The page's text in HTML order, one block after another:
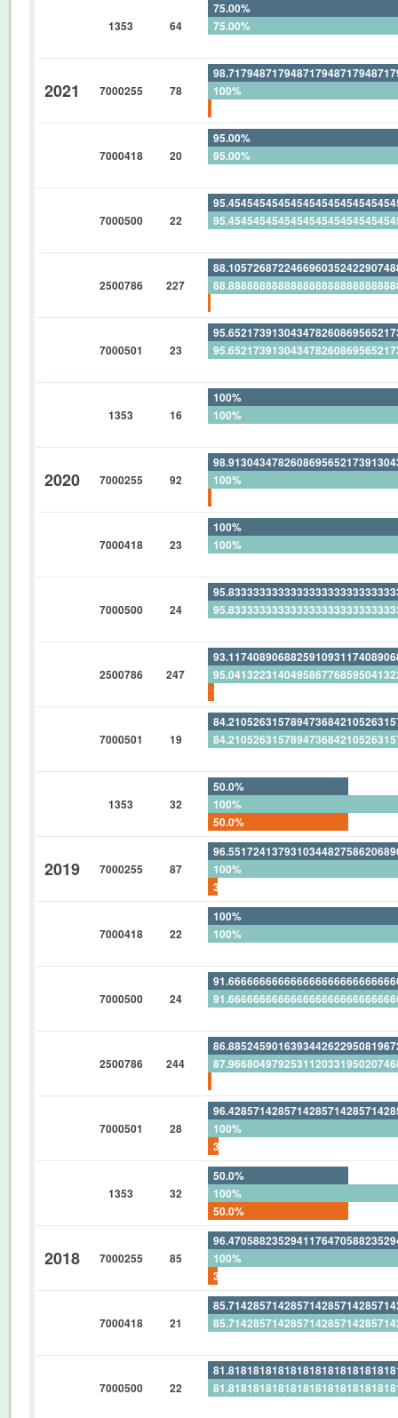
1353 64
75.00%
75.00%
2021 7000255 78
100%
7000418 20
95.00%
95.00%
7000500 22
2500786 227
7000501 23
1353 16
100%
100%
2020 7000255 92
100%
7000418 23
100%
100%
7000500 24
2500786 247
7000501 19
1353 32
50.0%
100%
50.0%
2019 7000255 87
100%
7000418 22
100%
100%
7000500 24
2500786 244
7000501 28
100%
1353 32
50.0%
100%
50.0%
2018 7000255 85
100%
7000418 21
7000500 22